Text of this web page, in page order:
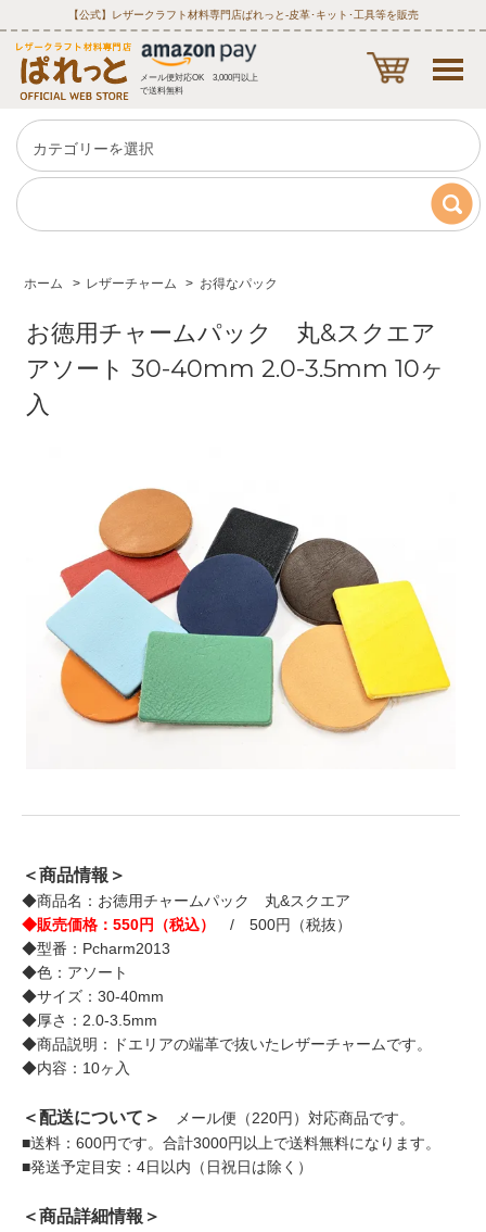
【公式】レザークラフト材料専門店ぱれっと‐皮革･キット･工具等を販売
メール便対応OK 3,000円以上
で送料無料
ホーム > レザーチャーム > お得なパック
お徳用チャームパック 丸&スクエア
アソート 30-40mm 2.0-3.5mm 10ヶ
入
＜商品情報＞
◆商品名：お徳用チャームパック 丸&スクエア
◆販売価格：550円（税込）
/ 500円（税抜）
◆型番：Pcharm2013
◆色：アソート
◆サイズ：30-40mm
◆厚さ：2.0-3.5mm
◆商品説明：ドエリアの端革で抜いたレザーチャームです。
◆内容：10ヶ入
＜配送について＞
メール便（220円）対応商品です。
■送料：600円です。合計3000円以上で送料無料になります。
■発送予定目安：4日以内（日祝日は除く）
＜商品詳細情報＞